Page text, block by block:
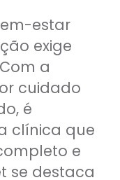
estar
exige
a
cuidado
é
clínica que
e
se destaca